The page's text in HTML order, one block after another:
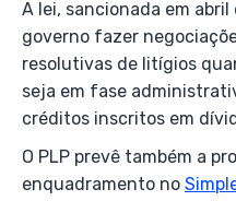
A lei, sancionada em
governo fazer
resolutivas de litígios
seja em fase
créditos inscritos em
O PLP prevê também a
enquadramento no